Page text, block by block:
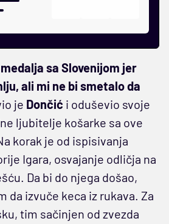
sa Slovenijom jer
ali mi ne bi smetalo da
je Dončić i oduševio svoje
ljubitelje košarke sa ove
korak je od ispisivanja
Igara, osvajanje odličja na
Da bi do njega došao,
da izvuče keca iz rukava. Za
tim sačinjen od zvezda